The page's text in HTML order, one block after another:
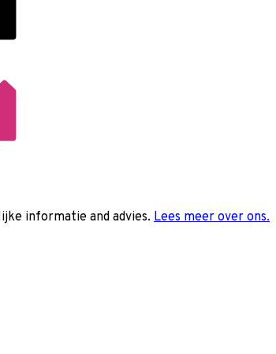
informatie and advies. Lees meer over ons.